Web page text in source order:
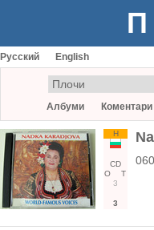
Русский English
Албуми Коментари
Н
CD
О
Т
3
3